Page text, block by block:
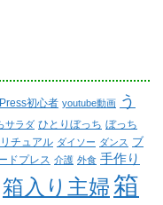
初心者 youtube動画 う
サラダ ひとりぼっち ぼっち
チュアル ダイソー ダンス ブ
ドプレス 介護 外食 手作り
箱入り主婦箱